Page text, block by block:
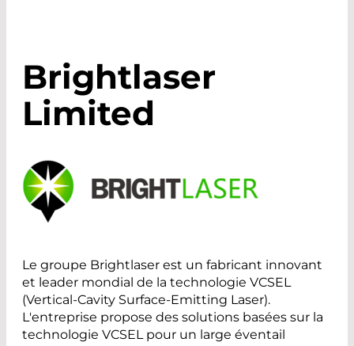
Brightlaser
Limited
Le groupe Brightlaser est un fabricant innovant
et leader mondial de la technologie VCSEL
(Vertical-Cavity Surface-Emitting Laser).
L'entreprise propose des solutions basées sur la
technologie VCSEL pour un large éventail